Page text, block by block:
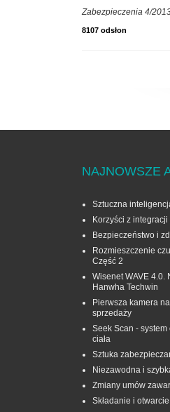
Zabezpieczenia 4/
8107 odsłon
NAJNOWSZE
Sztuczna
Korzyści z
Bezpieczeństwo i
Rozmieszczenie
Część 2
Wisenet WAVE 4.0.
Hanwha Techwin
Pierwsza kamera
sprzedaży
Seek Scan -
ciała
Sztuka
Niezawodna i
Zmiany umów
Składanie i